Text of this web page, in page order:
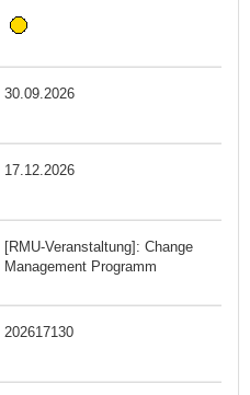
30.09.2026
17.12.2026
[RMU-Veranstaltung]: Change
Management Programm
202617130